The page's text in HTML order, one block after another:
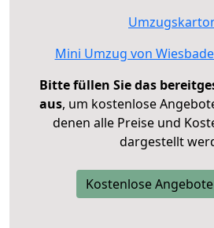
Mini Umzug von
Bitte füllen Sie das
aus, um kostenlose
denen alle Preise und
dargestellt
Kostenlose